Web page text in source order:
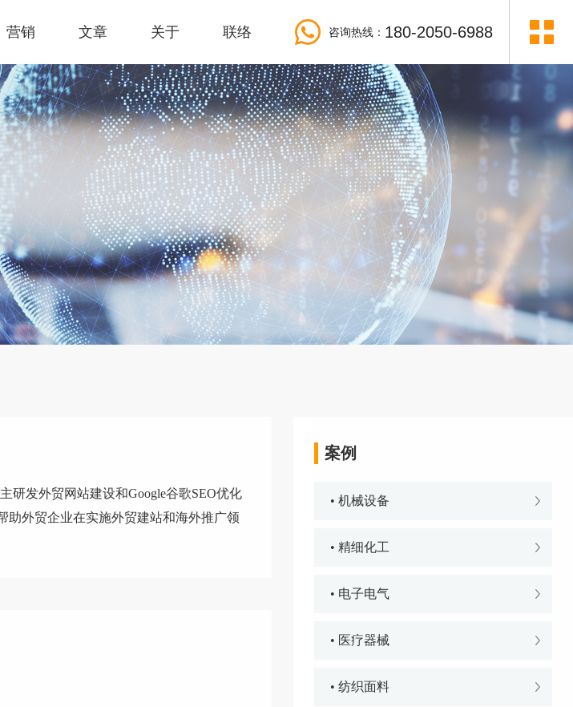
咨询热线： 180-2050-6988
营销 文章 关于 联络
研发外贸网站建设和Google谷歌SEO优化
助外贸企业在实施外贸建站和海外推广领
案例
• 机械设备
• 精细化工
• 电子电气
• 医疗器械
• 纺织面料